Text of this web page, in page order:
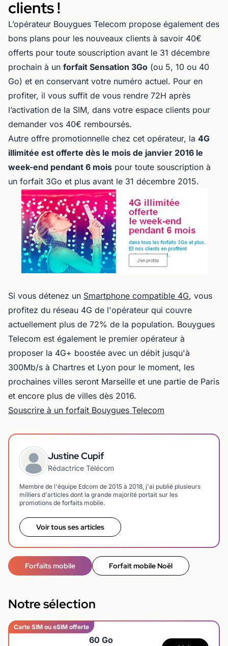
clients !
L’opérateur Bouygues Telecom propose également des
bons plans pour les nouveaux clients à savoir 40€
offerts pour toute souscription avant le 31 décembre
prochain à un forfait Sensation 3Go (ou 5, 10 ou 40
Go) et en conservant votre numéro actuel. Pour en
profiter, il vous suffit de vous rendre 72H après
l’activation de la SIM, dans votre espace clients pour
demander vos 40€ remboursés.
Autre offre promotionnelle chez cet opérateur, la 4G
illimitée est offerte dès le mois de janvier 2016 le
week-end pendant 6 mois pour toute souscription à
un forfait 3Go et plus avant le 31 décembre 2015.
Si vous détenez un Smartphone compatible 4G, vous
profitez du réseau 4G de l'opérateur qui couvre
actuellement plus de 72% de la population. Bouygues
Telecom est également le premier opérateur à
proposer la 4G+ boostée avec un débit jusqu'à
300Mb/s à Chartres et Lyon pour le moment, les
prochaines villes seront Marseille et une partie de Paris
et encore plus de villes dès 2016.
Souscrire à un forfait Bouygues Telecom
Justine Cupif
Rédactrice Télécom
Membre de l'équipe Edcom de 2015 à 2018, j'ai publié plusieurs
milliers d'articles dont la grande majorité portait sur les
promotions de forfaits mobile.
Voir tous ses articles
Forfaits mobile Forfait mobile Noël
Notre sélection
Carte SIM ou eSIM offerte
60 Go